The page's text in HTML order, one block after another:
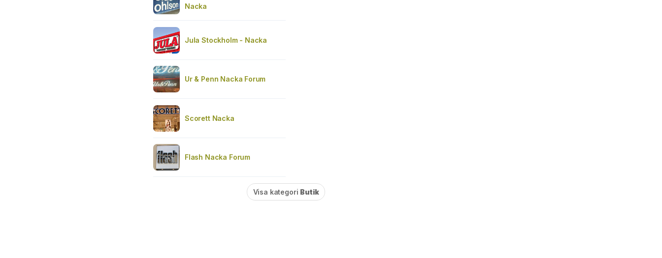
Nacka
Jula Stockholm - Nacka
Ur & Penn Nacka Forum
Scorett Nacka
Flash Nacka Forum
Visa kategori Butik